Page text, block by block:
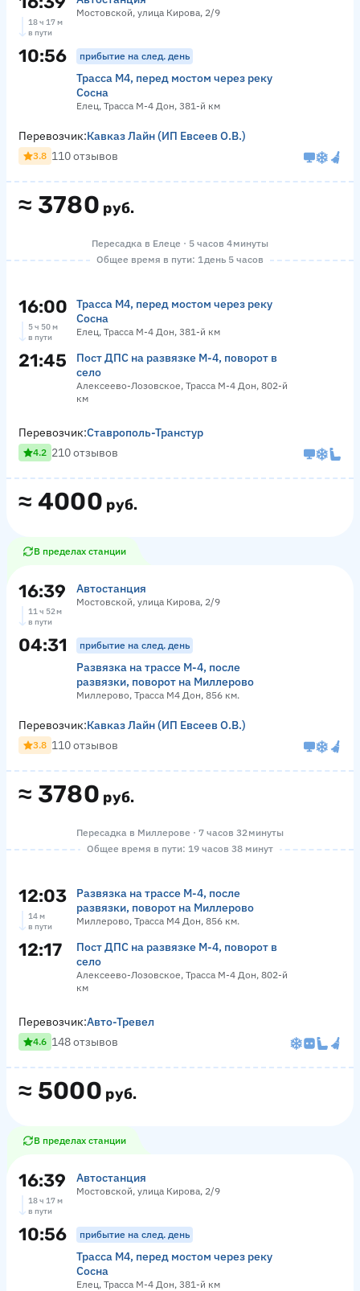
Мостовской, улица Кирова, 2/9
18 ч 17 м
в пути
10:56 прибытие на след. день
Трасса М4, перед мостом через реку
Сосна
Елец, Трасса М-4 Дон, 381-й км
≈ 3780 руб.
Перевозчик:Кавказ Лайн (ИП Евсеев О.В.)
3.8 110 отзывов
Пересадка в Елеце · 5 часов 4 минуты
Общее время в пути: 1 день 5 часов
16:00
Трасса М4, перед мостом через реку
Сосна
Елец, Трасса М-4 Дон, 381-й км
5 ч 50 м
в пути
21:45
Пост ДПС на развязке М-4, поворот в
село
Алексеево-Лозовское, Трасса М-4 Дон, 802-й
км
≈ 4000 руб.
Перевозчик:Ставрополь-Транстур
4.2 210 отзывов
В пределах станции
16:39 Автостанция
Мостовской, улица Кирова, 2/9
11 ч 52 м
в пути
04:31 прибытие на след. день
Развязка на трассе М-4, после
развязки, поворот на Миллерово
Миллерово, Трасса М4 Дон, 856 км.
≈ 3780 руб.
Перевозчик:Кавказ Лайн (ИП Евсеев О.В.)
3.8 110 отзывов
Пересадка в Миллерове · 7 часов 32 минуты
Общее время в пути: 19 часов 38 минут
12:03
Развязка на трассе М-4, после
развязки, поворот на Миллерово
Миллерово, Трасса М4 Дон, 856 км.
14 м
в пути
12:17
Пост ДПС на развязке М-4, поворот в
село
Алексеево-Лозовское, Трасса М-4 Дон, 802-й
км
≈ 5000 руб.
Перевозчик:Авто-Тревел
4.6 148 отзывов
В пределах станции
16:39 Автостанция
Мостовской, улица Кирова, 2/9
18 ч 17 м
в пути
10:56 прибытие на след. день
Трасса М4, перед мостом через реку
Сосна
Елец, Трасса М-4 Дон, 381-й км